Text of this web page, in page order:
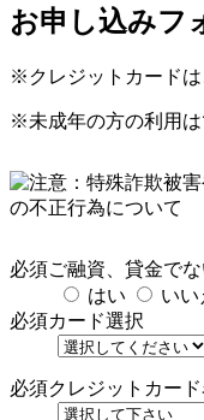
お申し込みフ
※クレジットカードは
※未成年の方の利用
必須ご融資、貸金で
はい
いい
必須カード選択
必須クレジットカー